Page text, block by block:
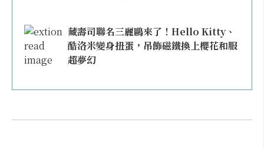
藏壽司聯名三麗鷗來了！Hello Kitty、
酷洛米變身扭蛋，吊飾磁鐵換上櫻花和服
超夢幻